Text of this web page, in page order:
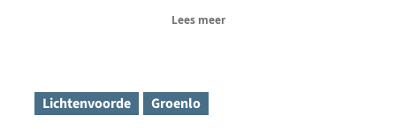
Lees meer
Lichtenvoorde Groenlo